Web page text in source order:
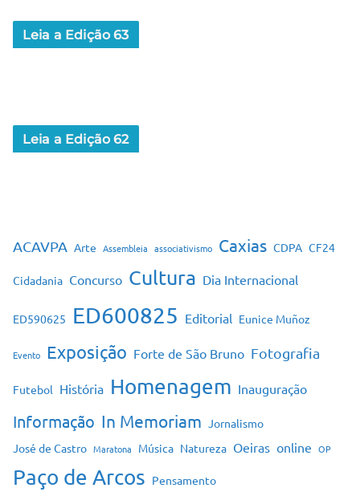
Leia a Edição 63
Leia a Edição 62
ACAVPA Arte Assembleia associativismo Caxias CDPA CF24
Cidadania Concurso Cultura Dia Internacional
ED590625 ED600825 Editorial Eunice Muñoz
Evento Exposição Forte de São Bruno Fotografia
Futebol História Homenagem Inauguração
Informação In Memoriam Jornalismo
José de Castro Maratona Música Natureza Oeiras online OP
Paço de Arcos Pensamento